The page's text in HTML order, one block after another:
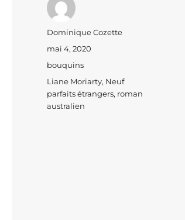
Auteur
Dominique Cozette
Publié
le
mai 4, 2020
Catégories
bouquins
Étiquettes
Liane Moriarty, Neuf
parfaits étrangers, roman
australien